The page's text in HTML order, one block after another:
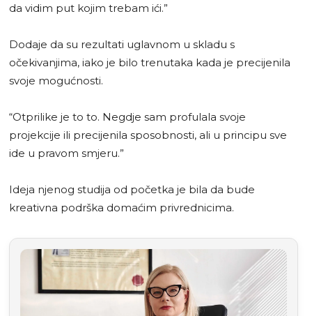
da vidim put kojim trebam ići.”
Dodaje da su rezultati uglavnom u skladu s
očekivanjima, iako je bilo trenutaka kada je precijenila
svoje mogućnosti.
“Otprilike je to to. Negdje sam profulala svoje
projekcije ili precijenila sposobnosti, ali u principu sve
ide u pravom smjeru.”
Ideja njenog studija od početka je bila da bude
kreativna podrška domaćim privrednicima.